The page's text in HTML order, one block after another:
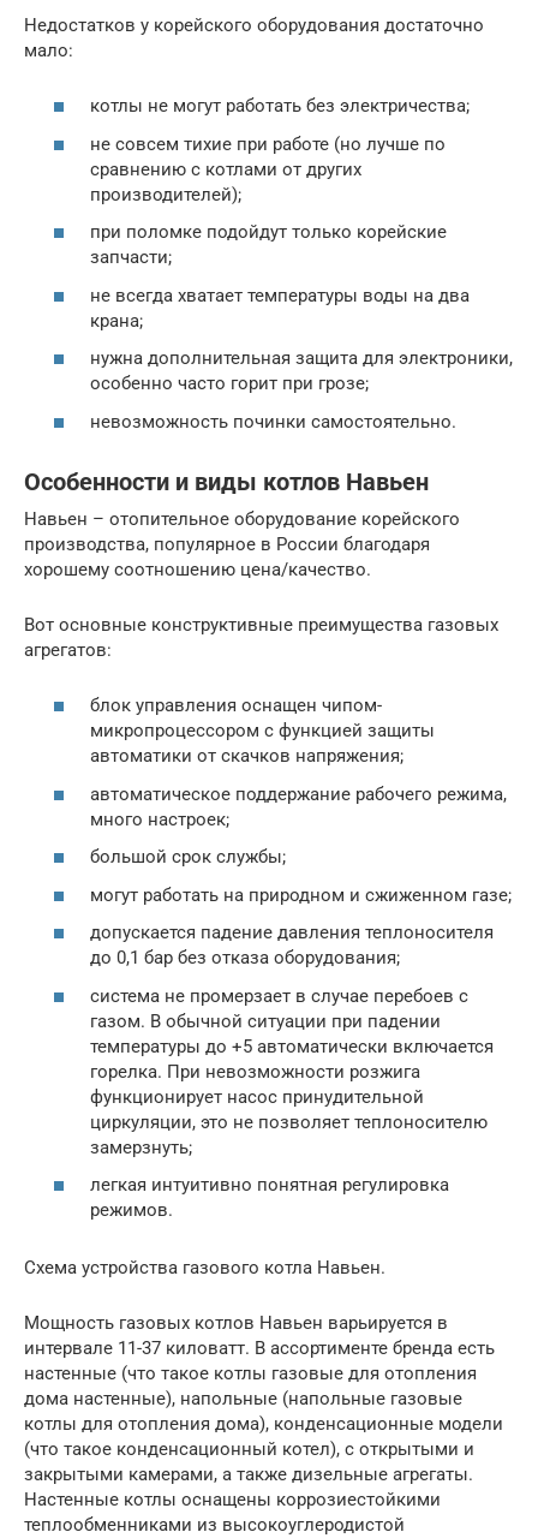
Недостатков у корейского оборудования достаточно
мало:
котлы не могут работать без электричества;
не совсем тихие при работе (но лучше по
сравнению с котлами от других
производителей);
при поломке подойдут только корейские
запчасти;
не всегда хватает температуры воды на два
крана;
нужна дополнительная защита для электроники,
особенно часто горит при грозе;
невозможность починки самостоятельно.
Особенности и виды котлов Навьен
Навьен – отопительное оборудование корейского
производства, популярное в России благодаря
хорошему соотношению цена/качество.
Вот основные конструктивные преимущества газовых
агрегатов:
блок управления оснащен чипом-
микропроцессором с функцией защиты
автоматики от скачков напряжения;
автоматическое поддержание рабочего режима,
много настроек;
большой срок службы;
могут работать на природном и сжиженном газе;
допускается падение давления теплоносителя
до 0,1 бар без отказа оборудования;
система не промерзает в случае перебоев с
газом. В обычной ситуации при падении
температуры до +5 автоматически включается
горелка. При невозможности розжига
функционирует насос принудительной
циркуляции, это не позволяет теплоносителю
замерзнуть;
легкая интуитивно понятная регулировка
режимов.
Схема устройства газового котла Навьен.
Мощность газовых котлов Навьен варьируется в
интервале 11-37 киловатт. В ассортименте бренда есть
настенные (что такое котлы газовые для отопления
дома настенные), напольные (напольные газовые
котлы для отопления дома), конденсационные модели
(что такое конденсационный котел), с открытыми и
закрытыми камерами, а также дизельные агрегаты.
Настенные котлы оснащены коррозиестойкими
теплообменниками из высокоуглеродистой